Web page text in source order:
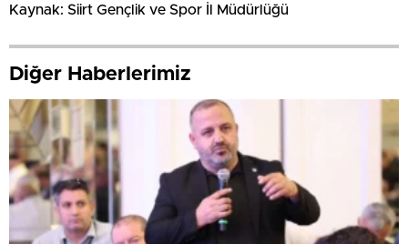
Kaynak: Siirt Gençlik ve Spor İl Müdürlüğü
Diğer Haberlerimiz